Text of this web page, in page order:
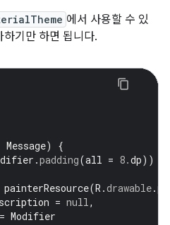
에서 사용할 수 있
하기만 하면 됩니다.
Message)
{
.padding(all = 8.dp))
painterResource(R .drawable.
= null,
= Modifier